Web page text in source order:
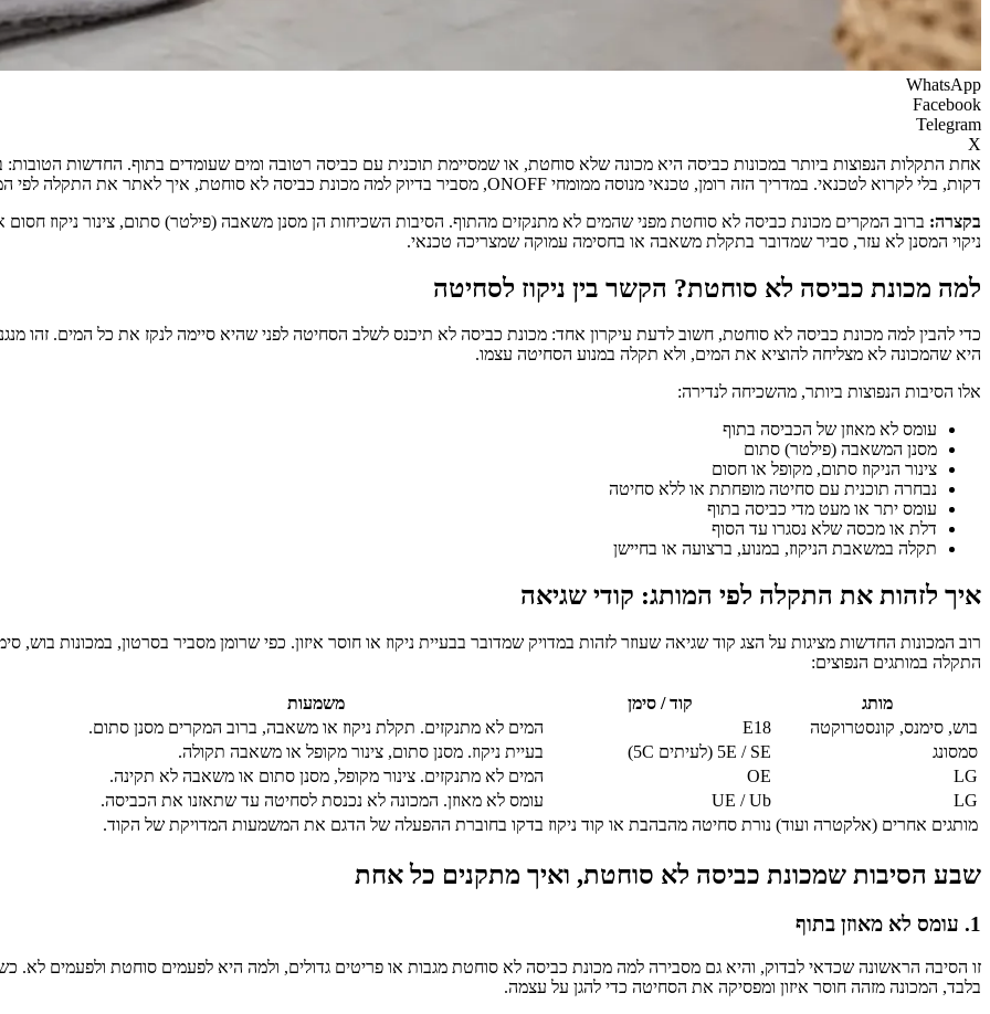
WhatsApp
Facebook
Telegram
X
אחת התקלות הנפוצות ביותר במכונות כביסה היא מכונה שלא סוחטת, או שמסיימת תוכנית עם כביסה רטובה ומים שעומדים בתוף. החדשות
דקות, בלי לקרוא לטכנאי. במדריך הזה רומן, טכנאי מנוסה ממומחי ONOFF, מסביר בדיוק למה מכונת כביסה לא סוחטת, איך לאתר את התקלה לפי המותג שלכם, ואיך לתקן את זה בעצמכם בצורה בטוחה.
בקצרה: ברוב המקרים מכונת כביסה לא סוחטת מפני שהמים לא מתנקזים מהתוף. הסיבות השכיחות הן מסנן משאבה (פילטר) סתום, צינור ניקוז
ניקוי המסנן לא עזר, סביר שמדובר בתקלת משאבה או בחסימה עמוקה שמצריכה טכנאי.
למה מכונת כביסה לא סוחטת? הקשר בין ניקוז לסחיטה
כדי להבין למה מכונת כביסה לא סוחטת, חשוב לדעת עיקרון אחד: מכונת כביסה לא תיכנס לשלב הסחיטה לפני שהיא סיימה לנקז את כל המים. זהו
היא שהמכונה לא מצליחה להוציא את המים, ולא תקלה במנוע הסחיטה עצמו.
אלו הסיבות הנפוצות ביותר, מהשכיחה לנדירה:
עומס לא מאוזן של הכביסה בתוף
מסנן המשאבה (פילטר) סתום
צינור הניקוז סתום, מקופל או חסום
נבחרה תוכנית עם סחיטה מופחתת או ללא סחיטה
עומס יתר או מעט מדי כביסה בתוף
דלת או מכסה שלא נסגרו עד הסוף
תקלה במשאבת הניקוז, במנוע, ברצועה או בחיישן
איך לזהות את התקלה לפי המותג: קודי שגיאה
רוב המכונות החדשות מציגות על הצג קוד שגיאה שעוזר לזהות במדויק שמדובר בבעיית ניקוז או חוסר איזון. כפי שרומן מסביר בסרטון, במכונות בוש,
התקלה במותגים הנפוצים:
מותג קוד / סימן
משמעות
בוש, סימנס, קונסטרוקטה
E18
המים לא מתנקזים. תקלת ניקוז או משאבה, ברוב המקרים מסנן סתום.
סמסונג
5E / SE (לעיתים 5C)
בעיית ניקוז. מסנן סתום, צינור מקופל או משאבה תקולה.
LG
OE
המים לא מתנקזים. צינור מקופל, מסנן סתום או משאבה לא תקינה.
LG
UE / Ub
עומס לא מאוזן. המכונה לא נכנסת לסחיטה עד שתאזנו את הכביסה.
מותגים אחרים (אלקטרה ועוד) נורת סחיטה מהבהבת או קוד ניקוז בדקו בחוברת ההפעלה של הדגם את המשמעות המדויקת של הקוד.
שבע הסיבות שמכונת כביסה לא סוחטת, ואיך מתקנים כל אחת
1. עומס לא מאוזן בתוף
זו הסיבה הראשונה שכדאי לבדוק, והיא גם מסבירה למה מכונת כביסה לא סוחטת מגבות או פריטים גדולים, ולמה היא לפעמים סוחטת ולפעמים
בלבד, המכונה מזהה חוסר איזון ומפסיקה את הסחיטה כדי להגן על עצמה.